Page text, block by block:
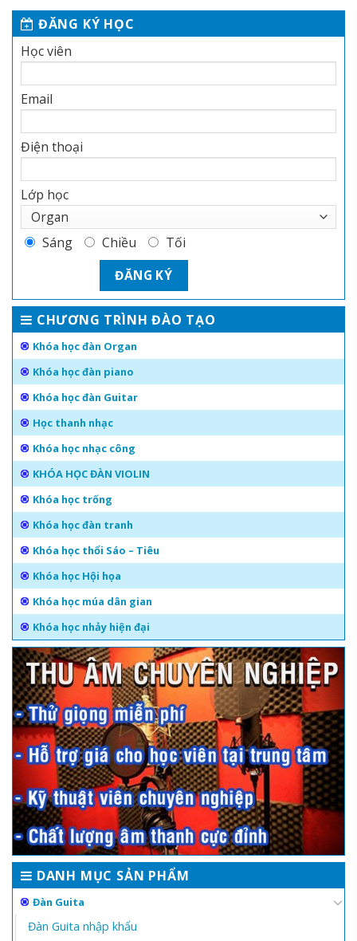
ĐĂNG KÝ HỌC
Học viên
Email
Điện thoại
Lớp học
Sáng Chiều Tối
CHƯƠNG TRÌNH ĐÀO TẠO
Khóa học đàn Organ
Khóa học đàn piano
Khóa học đàn Guitar
Học thanh nhạc
Khóa học nhạc công
KHÓA HỌC ĐÀN VIOLIN
Khóa học trống
Khóa học đàn tranh
Khóa học thổi Sáo – Tiêu
Khóa học Hội họa
Khóa học múa dân gian
Khóa học nhảy hiện đại
DANH MỤC SẢN PHẨM
Đàn Guita
Đàn Guita nhập khẩu